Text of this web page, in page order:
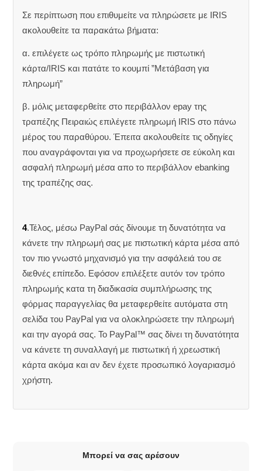
Σε περίπτωση που επιθυμείτε να πληρώσετε με IRIS
ακολουθείτε τα παρακάτω βήματα:
α. επιλέγετε ως τρόπο πληρωμής με πιστωτική
κάρτα/IRIS και πατάτε το κουμπί ”Μετάβαση για
πληρωμή”
β. μόλις μεταφερθείτε στο περιβάλλον epay της
τραπέζης Πειραιώς επιλέγετε πληρωμή IRIS στο πάνω
μέρος του παραθύρου. Έπειτα ακολουθείτε τις οδηγίες
που αναγράφονται για να προχωρήσετε σε εύκολη και
ασφαλή πληρωμή μέσα απο το περιβάλλον ebanking
της τραπέζης σας.
4.Τέλος, μέσω PayPal σάς δίνουμε τη δυνατότητα να
κάνετε την πληρωμή σας με πιστωτική κάρτα μέσα από
τον πιο γνωστό μηχανισμό για την ασφάλειά του σε
διεθνές επίπεδο. Εφόσον επιλέξετε αυτόν τον τρόπο
πληρωμής κατα τη διαδικασία συμπλήρωσης της
φόρμας παραγγελίας θα μεταφερθείτε αυτόματα στη
σελίδα του PayPal για να ολοκληρώσετε την πληρωμή
και την αγορά σας. Το PayPal™ σας δίνει τη δυνατότητα
να κάνετε τη συναλλαγή με πιστωτική ή χρεωστική
κάρτα ακόμα και αν δεν έχετε προσωπικό λογαριασμό
χρήστη.
Μπορεί να σας αρέσουν